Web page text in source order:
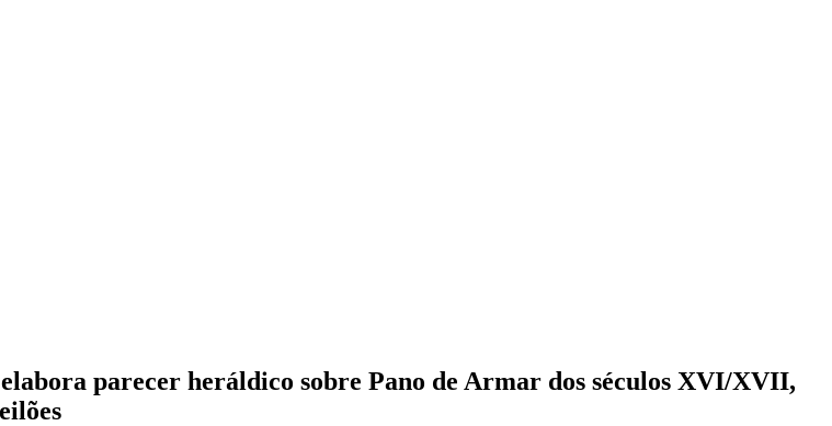
parecer heráldico sobre Pano de Armar dos séculos XVI/XVII,